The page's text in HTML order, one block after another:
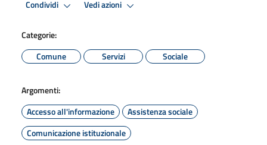
Condividi Vedi azioni
Categorie:
Comune
Servizi Sociale
Argomenti:
Accesso all'informazione
Assistenza sociale
Comunicazione istituzionale